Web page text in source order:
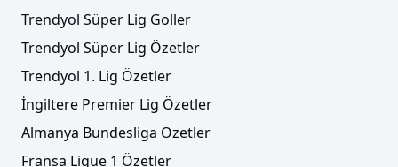
Trendyol Süper Lig Goller
Trendyol Süper Lig Özetler
Trendyol 1. Lig Özetler
İngiltere Premier Lig Özetler
Almanya Bundesliga Özetler
Fransa Ligue 1 Özetler